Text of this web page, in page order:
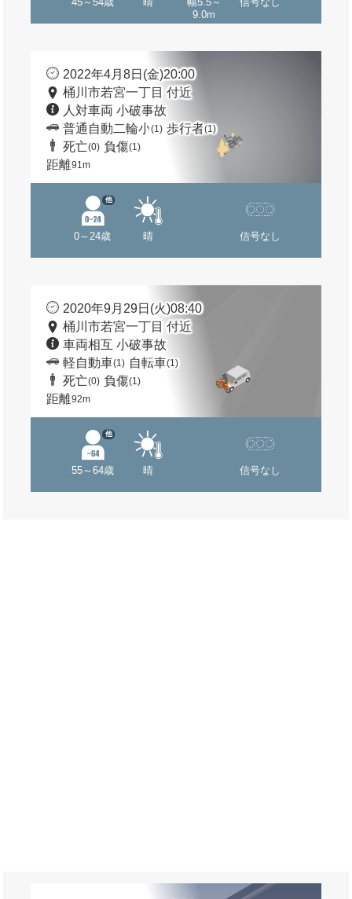
9.0m
2022年4月8日(金)20:00
桶川市若宮一丁目 付近
人対車両 小破事故
普通自動二輪小(1) 歩行者(1)
死亡(0) 負傷(1)
距離91m
0～24歳
他
晴 信号なし
2020年9月29日(火)08:40
桶川市若宮一丁目 付近
車両相互 小破事故
軽自動車(1) 自転車(1)
死亡(0) 負傷(1)
距離92m
55～64歳
他
晴 信号なし